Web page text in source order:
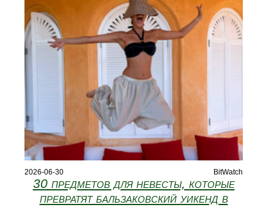
2026-06-30 BitWatch
30 предметов для невесты, которые
превратят бальзаковский уикенд в